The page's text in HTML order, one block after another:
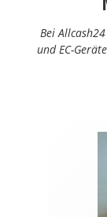
Bei
und EC-